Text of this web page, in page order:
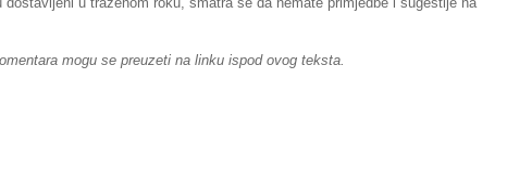
mogu se preuzeti na linku ispod ovog teksta.